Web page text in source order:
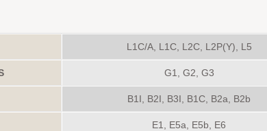
L1C/A, L1C, L2C, L2P(Y), L5
G1, G2, G3
B1I, B2I, B3I, B1C, B2a, B2b
E1, E5a, E5b, E6